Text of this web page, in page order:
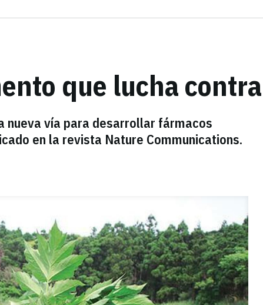
que lucha
nueva vía para desarrollar fármacos
en la revista Nature Communications.